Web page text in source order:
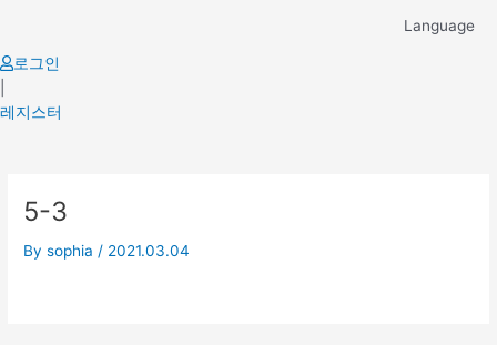
content
Language
로그인
레지스터
5-3
Bysophia / 2021.03.04